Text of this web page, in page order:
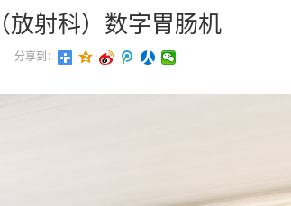
（放射科）数字胃肠机
分享到：